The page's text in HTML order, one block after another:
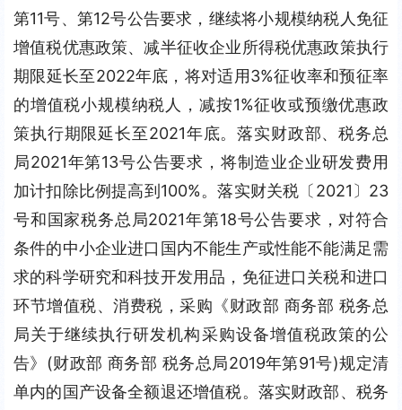
第11号、第12号公告要求，继续将小规模纳税人免征
增值税优惠政策、减半征收企业所得税优惠政策执行
期限延长至2022年底，将对适用3%征收率和预征率
的增值税小规模纳税人，减按1%征收或预缴优惠政
策执行期限延长至2021年底。落实财政部、税务总
局2021年第13号公告要求，将制造业企业研发费用
加计扣除比例提高到100%。落实财关税〔2021〕23
号和国家税务总局2021年第18号公告要求，对符合
条件的中小企业进口国内不能生产或性能不能满足需
求的科学研究和科技开发用品，免征进口关税和进口
环节增值税、消费税，采购《财政部 商务部 税务总
局关于继续执行研发机构采购设备增值税政策的公
告》(财政部 商务部 税务总局2019年第91号)规定清
单内的国产设备全额退还增值税。落实财政部、税务